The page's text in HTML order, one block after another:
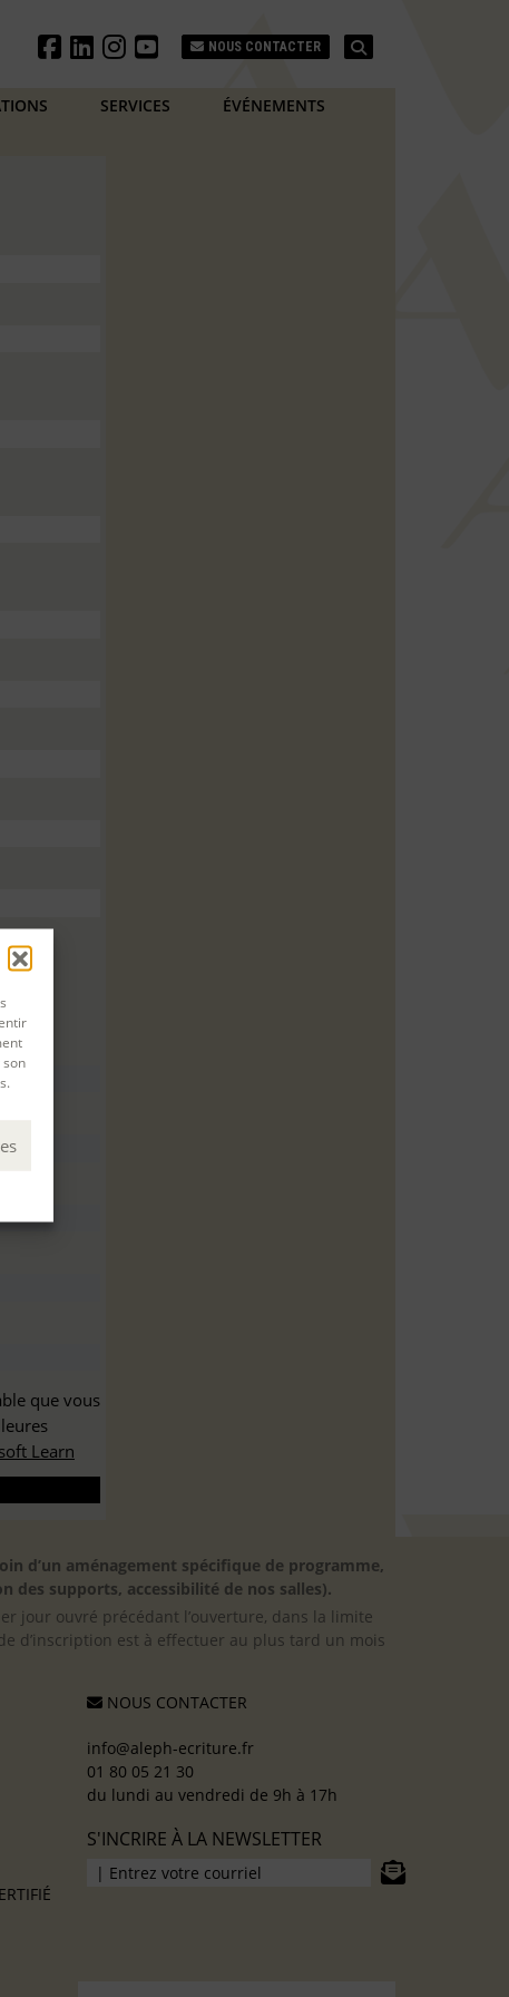
son
NOUS CONTACTER
SERVICES ÉVÉNEMENTS
que vous
Learn
d’un aménagement spécifique de programme,
des supports, accessibilité de nos salles).
jour ouvré précédant l’ouverture, dans la limite
d’inscription est à effectuer au plus tard un mois
NOUS CONTACTER
info@aleph-ecriture.fr
01 80 05 21 30
du lundi au vendredi de 9h à 17h
S'INCRIRE À LA NEWSLETTER